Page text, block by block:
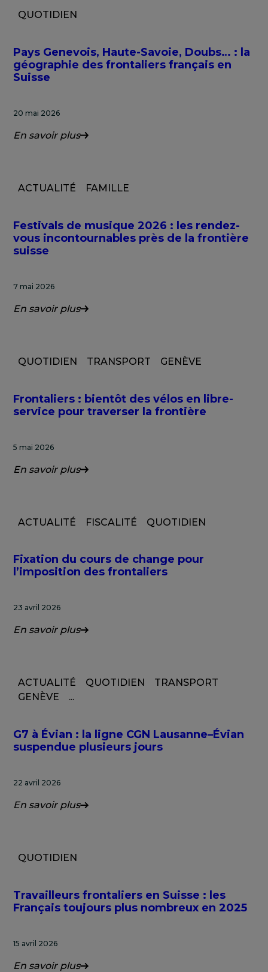
QUOTIDIEN
Pays Genevois, Haute-Savoie, Doubs… : la
géographie des frontaliers français en
Suisse
20 mai 2026
En savoir plus
ACTUALITÉ FAMILLE
Festivals de musique 2026 : les rendez-
vous incontournables près de la frontière
suisse
7 mai 2026
En savoir plus
QUOTIDIEN TRANSPORT GENÈVE
Frontaliers : bientôt des vélos en libre-
service pour traverser la frontière
5 mai 2026
En savoir plus
ACTUALITÉ FISCALITÉ QUOTIDIEN
Fixation du cours de change pour
l’imposition des frontaliers
23 avril 2026
En savoir plus
ACTUALITÉ QUOTIDIEN
TRANSPORT
GENÈVE
...
G7 à Évian : la ligne CGN Lausanne–Évian
suspendue plusieurs jours
22 avril 2026
En savoir plus
QUOTIDIEN
Travailleurs frontaliers en Suisse : les
Français toujours plus nombreux en 2025
15 avril 2026
En savoir plus